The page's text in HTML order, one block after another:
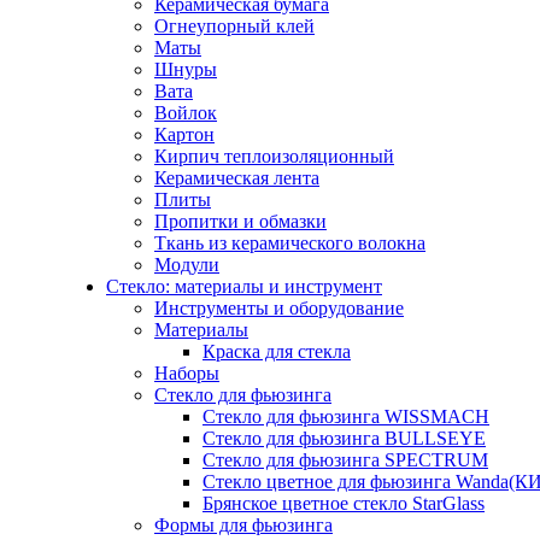
Керамическая бумага
Огнеупорный клей
Маты
Шнуры
Вата
Войлок
Картон
Кирпич теплоизоляционный
Керамическая лента
Плиты
Пропитки и обмазки
Ткань из керамического волокна
Модули
Стекло: материалы и инструмент
Инструменты и оборудование
Материалы
Краска для стекла
Наборы
Стекло для фьюзинга
Стекло для фьюзинга WISSMACH
Стекло для фьюзинга BULLSEYE
Стекло для фьюзинга SPECTRUM
Стекло цветное для фьюзинга
Брянское цветное стекло StarGlass
Формы для фьюзинга